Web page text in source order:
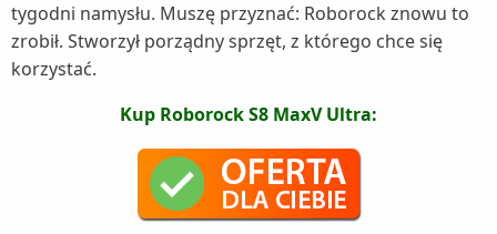
tygodni namysłu. Muszę przyznać: Roborock znowu to
zrobił. Stworzył porządny sprzęt, z którego chce się
korzystać.
Kup Roborock S8 MaxV Ultra: